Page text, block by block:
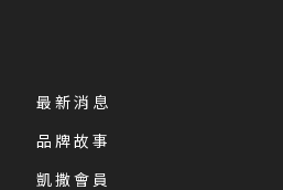
最新消息
品牌故事
凱撒會員